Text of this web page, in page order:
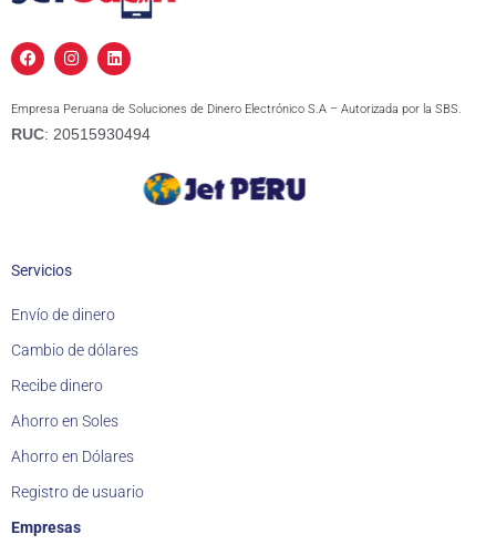
F
a
c
b
o
I
n
s
a
g
L
i
n
k
e
d
Empresa Peruana de Soluciones de Dinero Electrónico S.A – Autorizada por la SBS.
RUC: 20515930494
Servicios
Envío de dinero
Cambio de dólares
Recibe dinero
Ahorro en Soles
Ahorro en Dólares
Registro de usuario
Empresas